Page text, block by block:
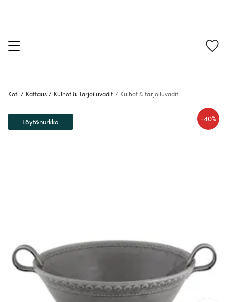
Koti / Kattaus / Kulhot & Tarjoiluvadit / Kulhot & tarjoiluvadit
-40%
Löytönurkka